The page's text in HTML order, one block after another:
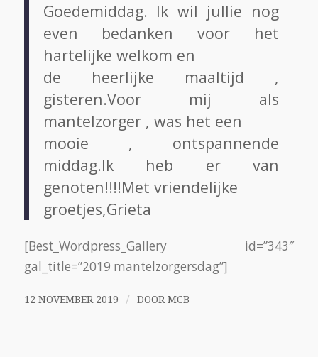
Goedemiddag. Ik wil jullie nog
even bedanken voor het
hartelijke welkom en
de heerlijke maaltijd ,
gisteren.Voor mij als
mantelzorger , was het een
mooie , ontspannende
middag.Ik heb er van
genoten!!!!Met vriendelijke
groetjes,Grieta
[Best_Wordpress_Gallery id=”343″
gal_title=”2019 mantelzorgersdag”]
12 NOVEMBER 2019 / DOOR MCB